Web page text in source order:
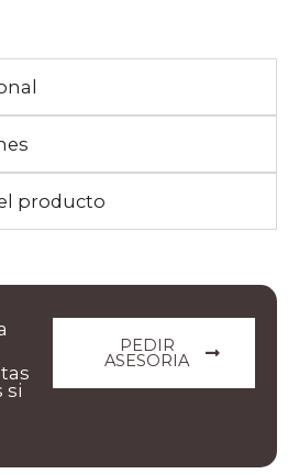
producto
PEDIR
ASESORIA
si